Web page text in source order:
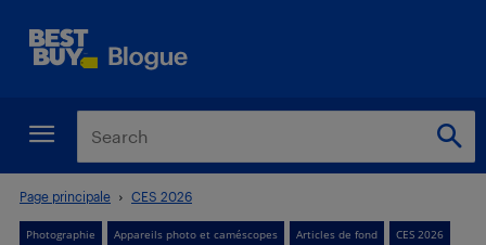
Page principale CES 2026
Photographie Appareils photo et caméscopes Articles de fond CES 2026